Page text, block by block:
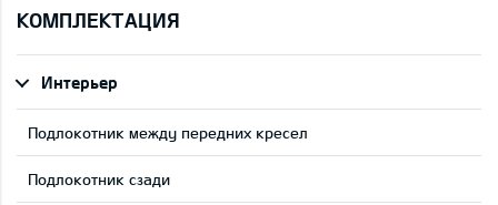
КОМПЛЕКТАЦИЯ
Интерьер
Подлокотник между передних кресел
Подлокотник сзади